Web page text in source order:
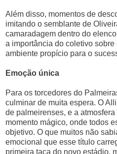
Além disso, momentos de
imitando o semblante de
camaradagem dentro do
a importância do coletivo
ambiente propício para o
Emoção única
Para os torcedores do
culminar de muita espera. O
de palmeirenses, e a
momento mágico, onde todos
objetivo. O que muitos não
emocional que esse título
primeira taça do novo estádio,